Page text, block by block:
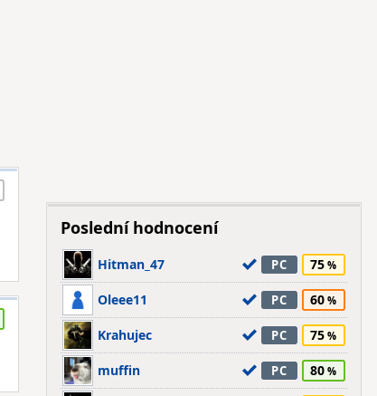
Poslední hodnocení
Hitman_47 PC 75
Oleee11 PC 60
Krahujec PC 75
muffin PC 80